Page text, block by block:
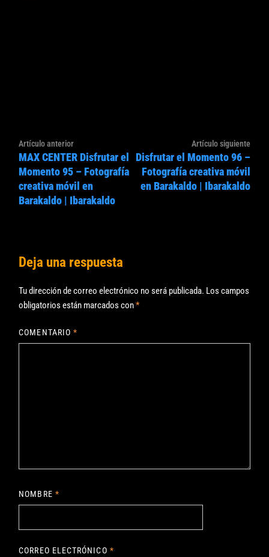
Navegación
de
entradas
Artículo anteriorArtículo
anterior:
MAX CENTER Disfrutar el
Momento 95 – Fotografía
creativa móvil en
Barakaldo | Ibarakaldo
Artículo siguiente
Disfrutar el Momento 96 –
Fotografía creativa móvil
en Barakaldo | Ibarakaldo
Deja una respuesta
Tu dirección de correo electrónico no será publicada. Los campos
obligatorios están marcados con*
COMENTARIO*
NOMBRE *
CORREO ELECTRÓNICO *